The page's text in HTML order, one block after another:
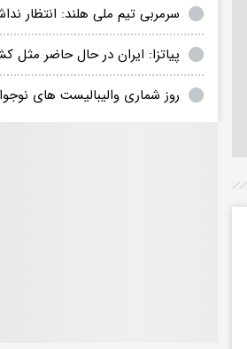
سرمربی تیم ملی هلند: انتظار
پیاتزا: ایران در حال حاضر مثل
روز شماری والیبالیست های